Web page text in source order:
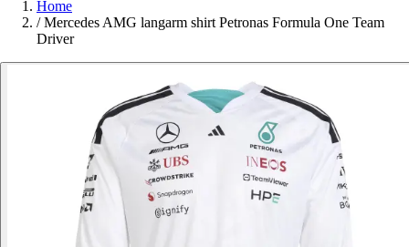
Home
/ Mercedes AMG langarm shirt Petronas Formula One Team
Driver